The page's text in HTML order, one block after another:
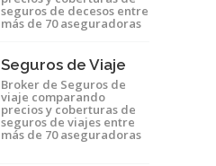
seguros de decesos entre
más de 70 aseguradoras
Seguros de Viaje
Broker de Seguros de
viaje comparando
precios y coberturas de
seguros de viajes entre
más de 70 aseguradoras